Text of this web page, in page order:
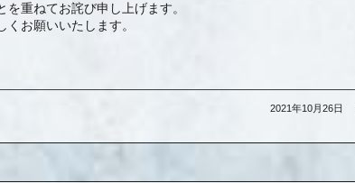
重ねてお詫び申し上げます。
お願いいたします。
2021年10月26日